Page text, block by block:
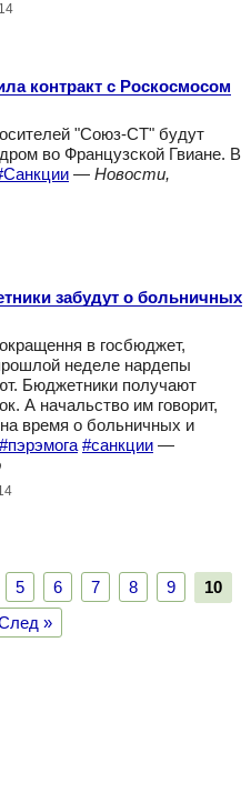
контракт с Роскосмосом
"Союз-СТ" будут
во Французской Гвиане. В
— Новости,
забудут о больничных
в госбюджет,
неделе нардепы
Бюджетники получают
А начальство им говорит,
время о больничных и
#пэрэмога #санкции —
5 6 7 8 9
10
»